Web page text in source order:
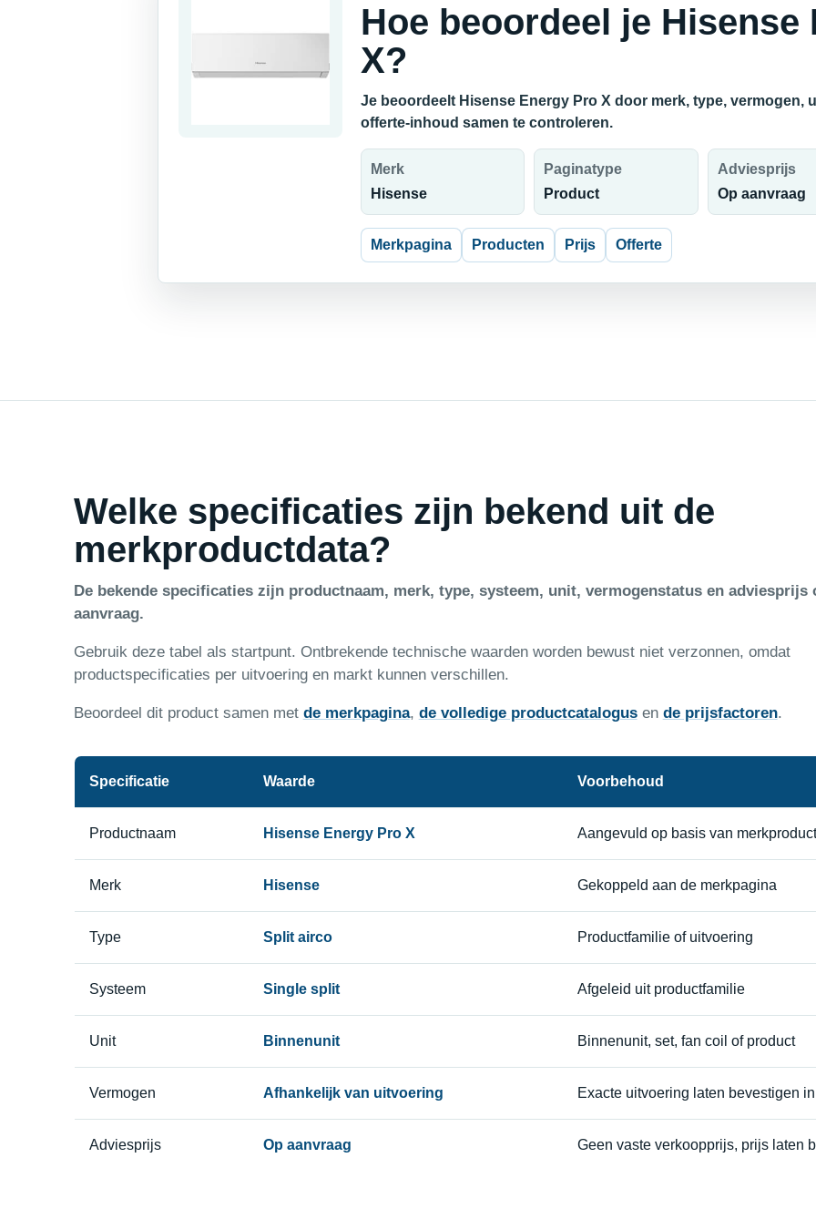
Hoe beoordeel je Hisense
X?
Je beoordeelt Hisense Energy Pro X door merk, type, vermogen,
offerte-inhoud samen te controleren.
Merk
Hisense
Paginatype
Product
Adviesprijs
Op aanvraag
Merkpagina Producten Prijs Offerte
Welke specificaties zijn bekend uit de
merkproductdata?
De bekende specificaties zijn productnaam, merk, type, systeem, unit, vermogenstatus en adviesprijs
aanvraag.
Gebruik deze tabel als startpunt. Ontbrekende technische waarden worden bewust niet verzonnen, omdat
productspecificaties per uitvoering en markt kunnen verschillen.
Beoordeel dit product samen met de merkpagina, de volledige productcatalogusen de prijsfactoren.
Specificatie Waarde Voorbehoud
Productnaam Hisense Energy Pro X Aangevuld op basis van
Merk Hisense Gekoppeld aan de merkpagina
Type Split airco Productfamilie of uitvoering
Systeem Single split Afgeleid uit productfamilie
Unit Binnenunit Binnenunit, set, fan coil of product
Vermogen Afhankelijk van uitvoering Exacte uitvoering laten bevestigen
Adviesprijs Op aanvraag Geen vaste verkoopprijs, prijs laten